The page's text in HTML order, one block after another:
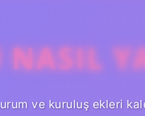
ve kuruluş ekleri